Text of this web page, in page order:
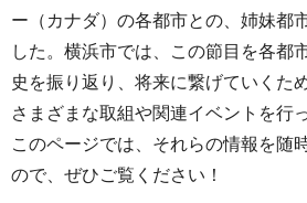
ー（カナダ）の各都市との、姉妹都
した。横浜市では、この節目を各都
史を振り返り、将来に繋げていくた
さまざまな取組や関連イベントを行
このページでは、それらの情報を随
ので、ぜひご覧ください！